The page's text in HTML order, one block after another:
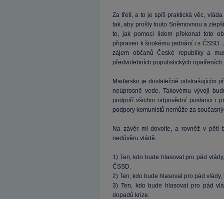
Za třetí, a to je spíš praktická věc,
tak, aby prošly touto Sněmovnou a
to, jak pomoci lidem překonat toto
připraven k širokému jednání i s
zájem občanů České republiky a
předvolebních populistických opatřeních.
Maďarsko je dostatečně odstrašujícím
neúprosně vede. Takovému vývoji
podpoří všichni odpovědní poslanci i
podpory komunistů nemůže za
Na závěr mi dovolte, a rovněž v pěti
nedůvěru vládě.
1) Ten, kdo bude hlasovat pro pád
ČSSD.
2) Ten, kdo bude hlasovat pro pád
3) Ten, kdo bude hlasovat pro pád
dopadů krize.